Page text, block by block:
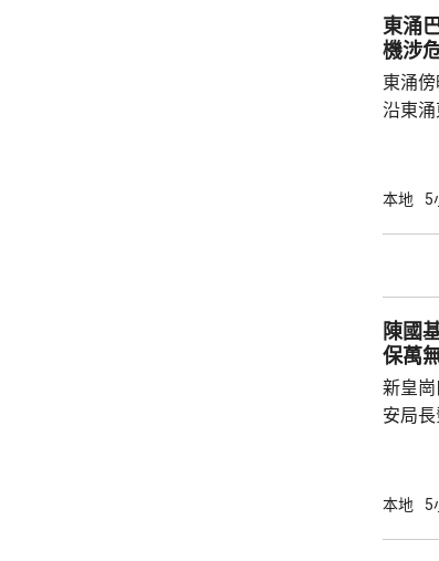
疑未
泳池持牌人
上月底
東涌巴
機涉
東涌
沿東涌
體多
駕駛
方調
本地 5
陳國
保萬
新皇
安局
跨部
本地 5